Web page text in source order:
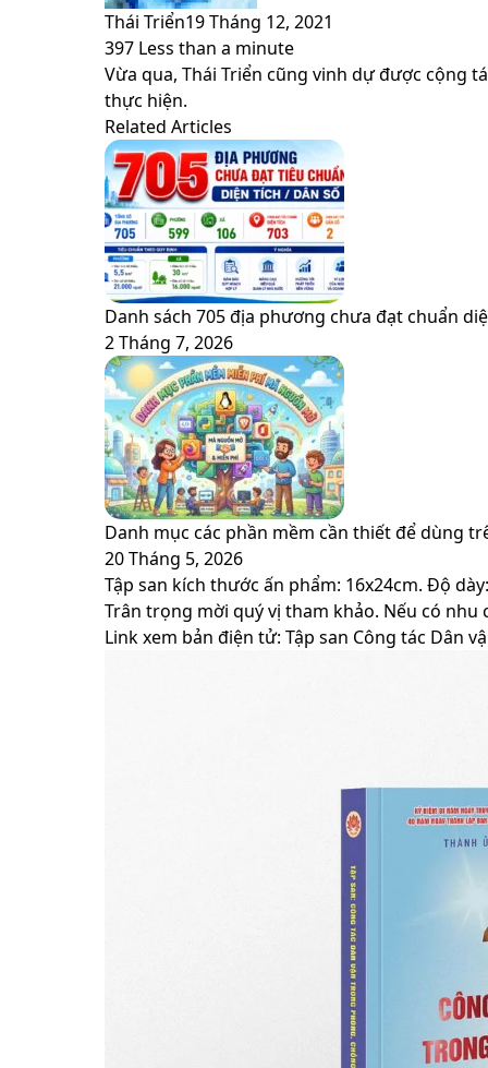
Thái Triển19 Tháng 12, 2021
397 Less than a minute
Facebook
X
LinkedIn
Pinterest
Messenger
Messenger
WhatsApp
Telegram
Viber
Share
via
Email
Print
Vừa qua, Thái Triển cũng vinh dự được cộng
thực hiện.
Related Articles
Danh sách 705 địa phương chưa đạt chuẩn
2 Tháng 7, 2026
Danh mục các phần mềm cần thiết để dùng
20 Tháng 5, 2026
Tập san kích thước ấn phẩm: 16x24cm. Độ
Trân trọng mời quý vị tham khảo. Nếu có
Link xem bản điện tử: Tập san Công tác Dân